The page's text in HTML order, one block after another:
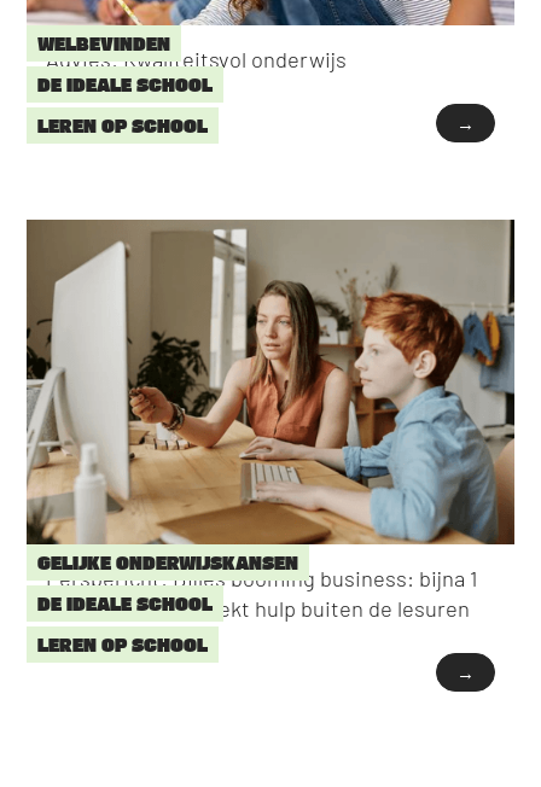
WELBEVINDEN
DE IDEALE SCHOOL
LEREN OP SCHOOL
Advies: Kwaliteitsvol onderwijs
→
GELIJKE ONDERWIJSKANSEN
DE IDEALE SCHOOL
LEREN OP SCHOOL
Persbericht: Bijles booming business: bijna 1
op 3 scholieren zoekt hulp buiten de lesuren
→